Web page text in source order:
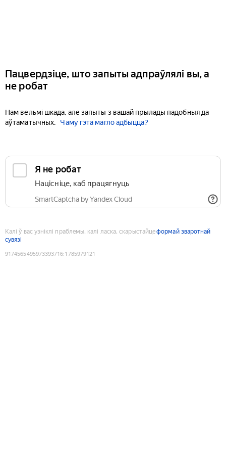
Пацвердзіце, што запыты адпраўлялі вы, а
не робат
Нам вельмі шкада, але запыты з вашай прылады падобныя да
аўтаматычных.
Чаму гэта магло адбыцца?
Я не робат
Націсніце, каб працягнуць
SmartCaptcha by Yandex Cloud
Калі ў вас узніклі праблемы, калі ласка, скарыстайцеформай зваротнай
сувязі
9174565495973393716:1785979121